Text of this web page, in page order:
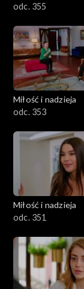
odc. 355
Miłość i nadzieja
odc. 353
Miłość i nadzieja
odc. 351